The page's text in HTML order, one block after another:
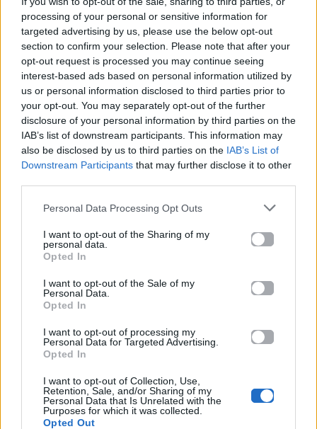
processing of your personal or sensitive information for
targeted advertising by us, please use the below opt-out
section to confirm your selection. Please note that after your
opt-out request is processed you may continue seeing
interest-based ads based on personal information utilized by
us or personal information disclosed to third parties prior to
your opt-out. You may separately opt-out of the further
disclosure of your personal information by third parties on the
IAB’s list of downstream participants. This information may
also be disclosed by us to third parties on the IAB’s List of
Downstream Participants that may further disclose it to other
Personal Data Processing Opt Outs
I want to opt-out of the Sharing of my
personal data.
Opted In
I want to opt-out of the Sale of my
Personal Data.
Opted In
I want to opt-out of processing my
Personal Data for Targeted Advertising.
Opted In
I want to opt-out of Collection, Use,
Retention, Sale, and/or Sharing of my
Personal Data that Is Unrelated with the
Purposes for which it was collected.
Opted Out
Για σχόλια, μηνύματα ή φωτογραφικό υλικό